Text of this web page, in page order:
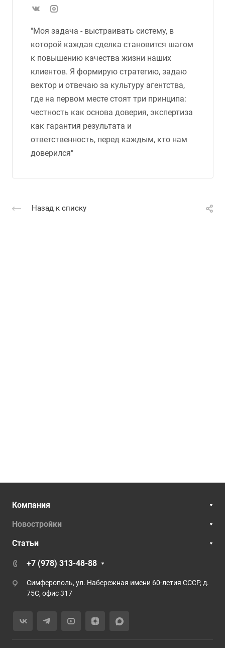
"Моя задача - выстраивать систему, в
которой каждая сделка становится шагом
к повышению качества жизни наших
клиентов. Я формирую стратегию, задаю
вектор и отвечаю за культуру агентства,
где на первом месте стоят три принципа:
честность как основа доверия, экспертиза
как гарантия результата и
ответственность, перед каждым, кто нам
доверился"
Назад к списку
Компания
Новостройки
Статьи
+7 (978) 313-48-88
Симферополь, ул. Набережная имени 60-летия СССР, д.
75С, офис 317